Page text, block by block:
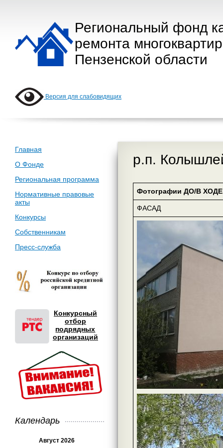
Региональный фонд
ремонта
Пензенской области
Версия для слабовидящих
Главная
О Фонде
Региональная программа
Нормативные правовые
акты
Конкурсы
Собственникам
Пресс-служба
Конкурсный
отбор
подрядных
организаций
Календарь
Август 2026
р.п.
Фотографии ДО/В ХОДЕ
ФАСАД